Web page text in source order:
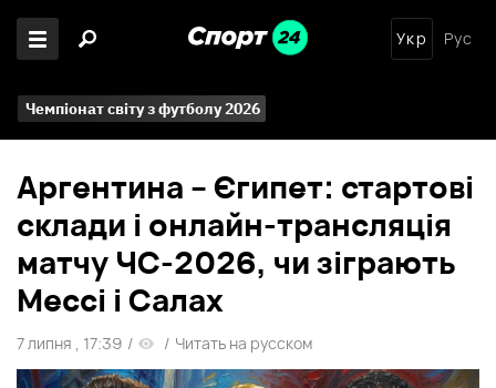
Укр Рус
Чемпіонат світу з футболу 2026
Аргентина – Єгипет: стартові
склади і онлайн-трансляція
матчу ЧС-2026, чи зіграють
Мессі і Салах
7 липня , 17:39 / / Читать на русском